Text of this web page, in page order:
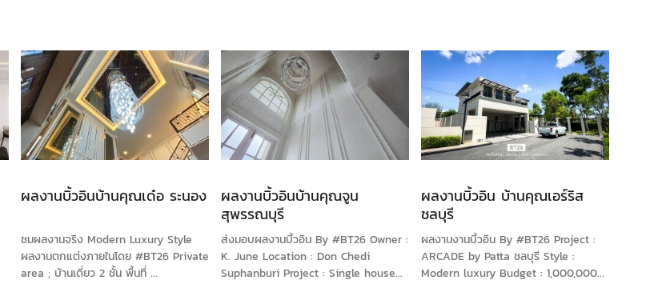
ผลงานบิ้วอินบ้านคุณเด๋อ ระนอง
ชมผลงานจริง Modern Luxury Style
ผลงานตกแต่งภายในโดย #BT26 Private
area ; บ้านเดี่ยว 2 ชั้น พื้นที่ ...
ผลงานบิ้วอินบ้านคุณจูน
สุพรรณบุรี
ส่งมอบผลงานบิ้วอิน By #BT26 Owner :
K. June Location : Don Chedi
Suphanburi Project : Single house...
ผลงานบิ้วอิน บ้านคุณเอร์ริส
ชลบุรี
ผลงานงานบิ้วอิน By #BT26 Project :
ARCADE by Patta ชลบุรี Style :
Modern luxury Budget : 1,000,000...